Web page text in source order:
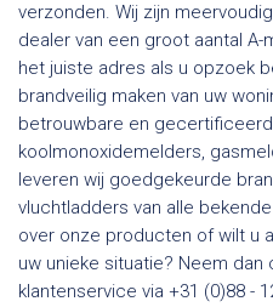
verzonden. Wij zijn
dealer van een groot aantal
het juiste adres als u opzoek
brandveilig maken van uw
betrouwbare en
koolmonoxidemelders,
leveren wij goedgekeurde
vluchtladders van alle
over onze producten of wilt u
uw unieke situatie? Neem
klantenservice via +31 (0)88 -